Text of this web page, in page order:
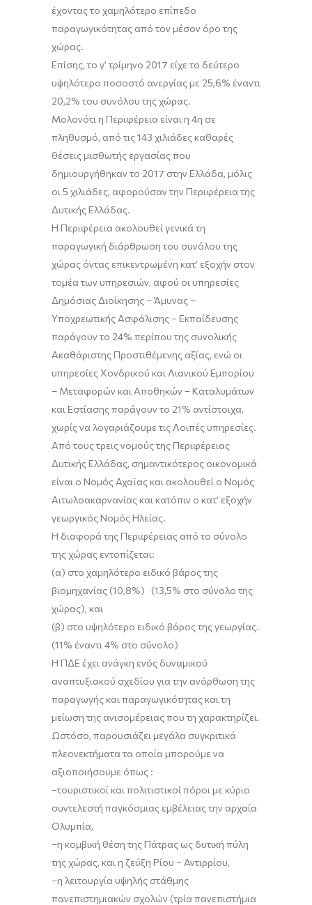
έχοντας το χαμηλότερο επίπεδο
παραγωγικότητας από τον μέσον όρο της
χώρας.
Επίσης, το γ’ τρίμηνο 2017 είχε το δεύτερο
υψηλότερο ποσοστό ανεργίας με 25,6% έναντι
20,2% του συνόλου της χώρας.
Μολονότι η Περιφέρεια είναι η 4η σε
πληθυσμό, από τις 143 χιλιάδες καθαρές
θέσεις μισθωτής εργασίας που
δημιουργήθηκαν το 2017 στην Ελλάδα, μόλις
οι 5 χιλιάδες, αφορούσαν την Περιφέρεια της
Δυτικής Ελλάδας.
Η Περιφέρεια ακολουθεί γενικά τη
παραγωγική διάρθρωση του συνόλου της
χώρας όντας επικεντρωμένη κατ’ εξοχήν στον
τομέα των υπηρεσιών, αφού οι υπηρεσίες
Δημόσιας Διοίκησης – Άμυνας –
Υποχρεωτικής Ασφάλισης – Εκπαίδευσης
παράγουν το 24% περίπου της συνολικής
Ακαθάριστης Προστιθέμενης αξίας, ενώ οι
υπηρεσίες Χονδρικού και Λιανικού Εμπορίου
– Μεταφορών και Αποθηκών – Καταλυμάτων
και Εστίασης παράγουν το 21% αντίστοιχα,
χωρίς να λογαριάζουμε τις Λοιπές υπηρεσίες.
Από τους τρεις νομούς της Περιφέρειας
Δυτικής Ελλάδας, σημαντικότερος οικονομικά
είναι ο Νομός Αχαϊας και ακολουθεί ο Νομός
Αιτωλοακαρνανίας και κατόπιν ο κατ’ εξοχήν
γεωργικός Νομός Ηλείας.
Η διαφορά της Περιφέρειας από το σύνολο
της χώρας εντοπίζεται:
(α) στο χαμηλότερο ειδικό βάρος της
βιομηχανίας (10,8%) (13,5% στο σύνολο της
χώρας), και
(β) στο υψηλότερο ειδικό βάρος της γεωργίας.
(11% έναντι 4% στο σύνολο)
Η ΠΔΕ έχει ανάγκη ενός δυναμικού
αναπτυξιακού σχεδίου για την ανόρθωση της
παραγωγής και παραγωγικότητας και τη
μείωση της ανισομέρειας που τη χαρακτηρίζει.
Ωστόσο, παρουσιάζει μεγάλα συγκριτικά
πλεονεκτήματα τα οποία μπορούμε να
αξιοποιήσουμε όπως :
–τουριστικοί και πολιτιστικοί πόροι με κύριο
συντελεστή παγκόσμιας εμβέλειας την αρχαία
Ολυμπία,
–η κομβική θέση της Πάτρας ως δυτική πύλη
της χώρας, και η ζεύξη Ρίου – Αντιρρίου,
–η λειτουργία υψηλής στάθμης
πανεπιστημιακών σχολών (τρία πανεπιστήμια